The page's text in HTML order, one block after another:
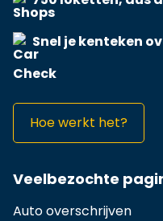
Snel je kenteken
Hoe werkt het?
Veelbezochte
Auto overschrijven